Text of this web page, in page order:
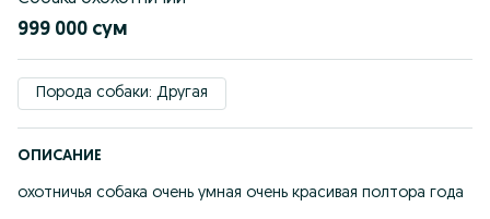
999 000 сум
Порода собаки: Другая
ОПИСАНИЕ
охотничья собака очень умная очень красивая полтора года